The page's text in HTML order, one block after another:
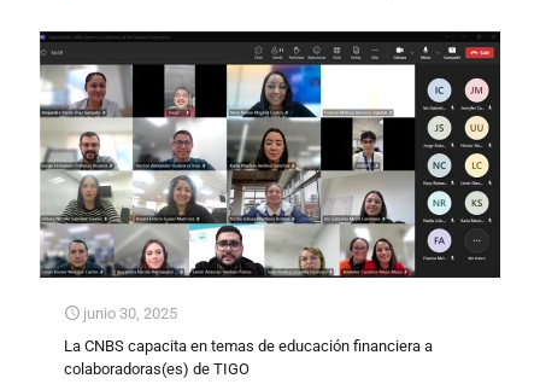
junio 30, 2025
La CNBS capacita en temas de educación financiera a
colaboradoras(es) de TIGO